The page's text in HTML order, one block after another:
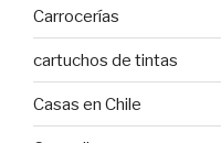
Carrocerías
cartuchos de tintas
Casas en Chile